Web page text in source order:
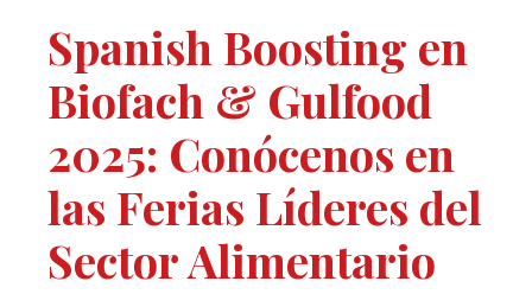
Spanish Boosting en
Biofach & Gulfood
2025: Conócenos en
las Ferias Líderes del
Sector Alimentario